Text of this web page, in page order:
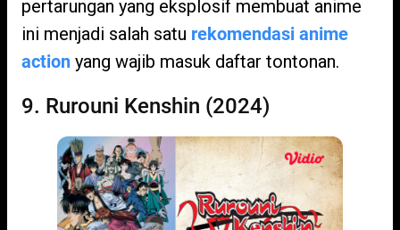
pertarungan yang eksplosif membuat anime
ini menjadi salah satu rekomendasi anime
action yang wajib masuk daftar tontonan.
9. Rurouni Kenshin (2024)